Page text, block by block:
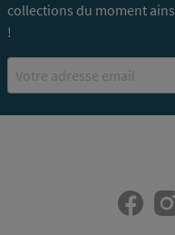
collections du moment
!